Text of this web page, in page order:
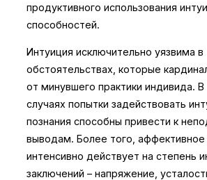
продуктивного использования
способностей.
Интуиция исключительно уязвима в
обстоятельствах, которые
от минувшего практики индивида.
случаях попытки задействовать
познания способны привести к
выводам. Более того, аффективное
интенсивно действует на степень
заключений – напряжение,